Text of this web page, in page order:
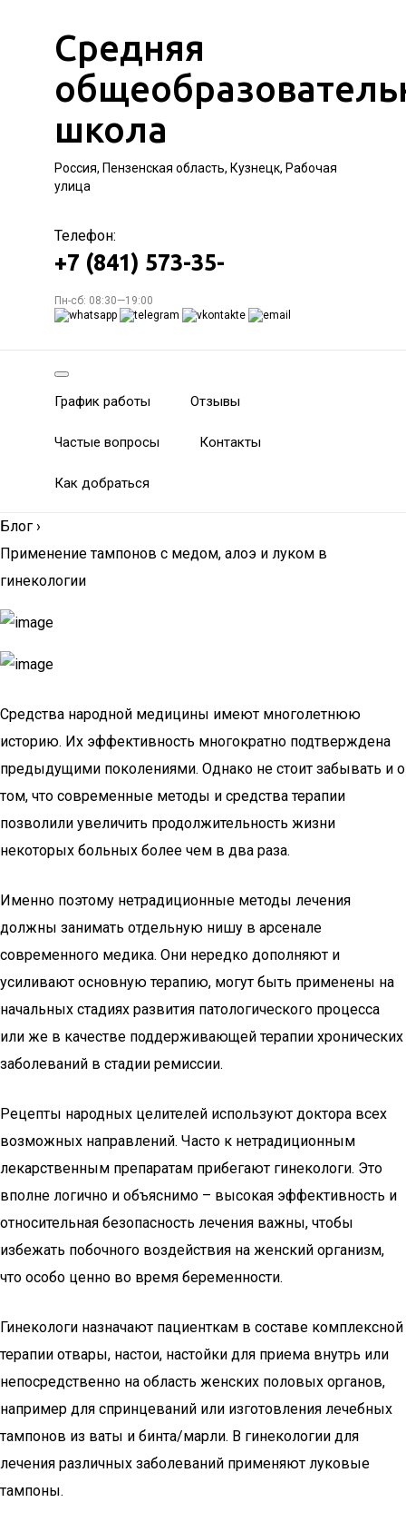
Средняя
школа
Россия, Пензенская область, Кузнецк, Рабочая
улица
Телефон:
+7 (841) 573-35-
Пн-сб: 08:30—19:00
График работы Отзывы
Частые вопросы Контакты
Как добраться
Блог ›
Применение тампонов с медом, алоэ и луком в
гинекологии
Средства народной медицины имеют многолетнюю
историю. Их эффективность многократно подтверждена
предыдущими поколениями. Однако не стоит забывать и о
том, что современные методы и средства терапии
позволили увеличить продолжительность жизни
некоторых больных более чем в два раза.
Именно поэтому нетрадиционные методы лечения
должны занимать отдельную нишу в арсенале
современного медика. Они нередко дополняют и
усиливают основную терапию, могут быть применены на
начальных стадиях развития патологического процесса
или же в качестве поддерживающей терапии хронических
заболеваний в стадии ремиссии.
Рецепты народных целителей используют доктора всех
возможных направлений. Часто к нетрадиционным
лекарственным препаратам прибегают гинекологи. Это
вполне логично и объяснимо – высокая эффективность и
относительная безопасность лечения важны, чтобы
избежать побочного воздействия на женский организм,
что особо ценно во время беременности.
Гинекологи назначают пациенткам в составе комплексной
терапии отвары, настои, настойки для приема внутрь или
непосредственно на область женских половых органов,
например для спринцеваний или изготовления лечебных
тампонов из ваты и бинта/марли. В гинекологии для
лечения различных заболеваний применяют луковые
тампоны.